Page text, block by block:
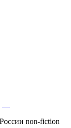
non-fiction